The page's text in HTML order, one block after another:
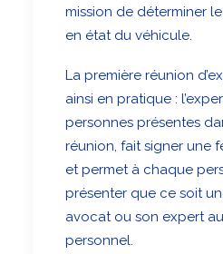
mission de déterminer
en état du véhicule.
La première réunion
ainsi en pratique :
personnes présentes
réunion, fait signer une
et permet à chaque
présenter que ce soit
avocat ou son expert
personnel.